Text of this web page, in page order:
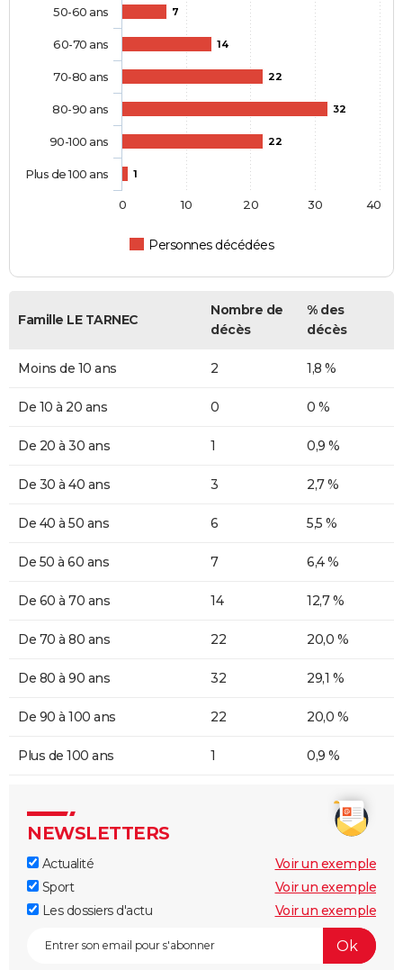
7
14
22
32
22
1
Personnes décédées
50-60 ans
60-70 ans
70-80 ans
80-90 ans
90-100 ans
Plus de 100 ans
0 10 20 30 40
Famille LE TARNEC
Nombre de
décès
% des
décès
Moins de 10 ans 2 1,8 %
De 10 à 20 ans 0 0 %
De 20 à 30 ans 1 0,9 %
De 30 à 40 ans 3 2,7 %
De 40 à 50 ans 6 5,5 %
De 50 à 60 ans 7 6,4 %
De 60 à 70 ans 14 12,7 %
De 70 à 80 ans 22 20,0 %
De 80 à 90 ans 32 29,1 %
De 90 à 100 ans 22 20,0 %
Plus de 100 ans 1 0,9 %
NEWSLETTERS
Actualité
Voir un exemple
Sport
Voir un exemple
Les dossiers d'actu
Voir un exemple